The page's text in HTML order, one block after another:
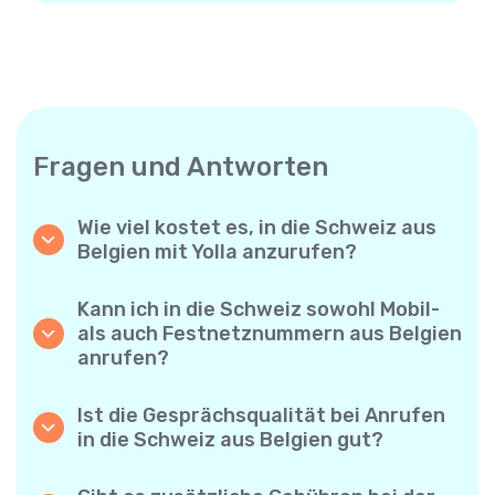
Fragen und Antworten
Wie viel kostet es, in die Schweiz aus
Belgien mit Yolla anzurufen?
Anrufe in die Schweiz. Prüfen Sie einfach die
aktuellen Tarife in der App – keine
versteckten Gebühren, keine
Überraschungen.
Kann ich in die Schweiz sowohl Mobil-
als auch Festnetznummern aus Belgien
anrufen?
Mobiltelefone und Festnetzanschlüsse in die
Schweiz anrufen.
Ist die Gesprächsqualität bei Anrufen
in die Schweiz aus Belgien gut?
zuverlässige Sprachqualität – Ihre Gespräche